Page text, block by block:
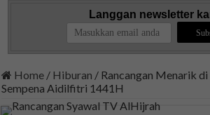
Langgan newsletter
Home / Hiburan / Rancangan Menarik
Sempena Aidilfitri 1441H